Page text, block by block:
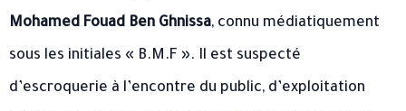
Mohamed Fouad Ben Ghnissa, connu médiatiquement
sous les initiales « B.M.F ». Il est suspecté
d’escroquerie à l’encontre du public, d’exploitation